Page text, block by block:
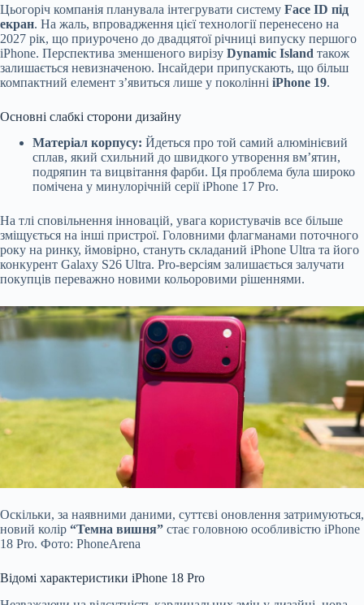
Цьогоріч компанія планувала інтегрувати систему Face ID під
екран. На жаль, впровадження цієї технології перенесено на
2027 рік, що приурочено до двадцятої річниці випуску першого
iPhone. Перспектива зменшеного вирізу Dynamic Island також
залишається невизначеною. Інсайдери припускають, що більш
компактний елемент з’явиться лише у поколінні iPhone 19.
Основні слабкі сторони дизайну
Матеріал корпусу: Йдеться про той самий алюмінієвий
сплав, який схильний до швидкого утворення вм’ятин,
подряпин та вицвітання фарби. Ця проблема була широко
помічена у минулорічній серії iPhone 17 Pro.
На тлі сповільнення інновацій, увага користувачів все більше
зміщується на інші пристрої. Головними флагманами поточного
року на ринку, ймовірно, стануть складаний iPhone Ultra та його
конкурент Galaxy S26 Ultra. Pro-версіям залишається залучати
покупців переважно новими кольоровими рішеннями.
Оскільки, за наявними даними, суттєві оновлення затримуються,
новий колір “Темна вишня” стає головною особливістю iPhone
18 Pro. Фото: PhoneArena
Відомі характеристики iPhone 18 Pro